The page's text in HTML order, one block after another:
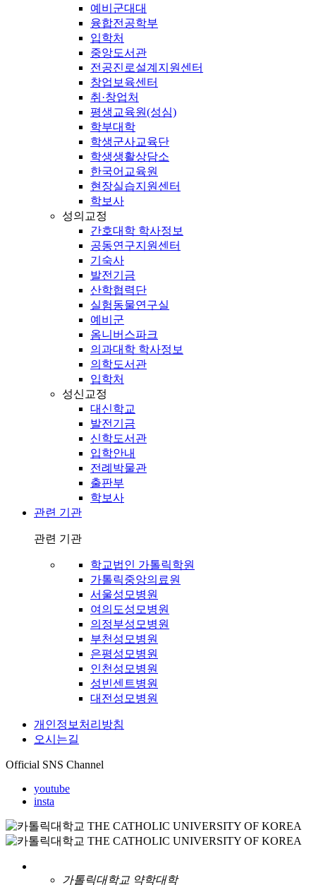
예비군대대
융합전공학부
입학처
중앙도서관
전공진로설계지원센터
창업보육센터
취·창업처
평생교육원(성심)
학부대학
학생군사교육단
학생생활상담소
한국어교육원
현장실습지원센터
학보사
성의교정
간호대학 학사정보
공동연구지원센터
기숙사
발전기금
산학협력단
실험동물연구실
예비군
옴니버스파크
의과대학 학사정보
의학도서관
입학처
성신교정
대신학교
발전기금
신학도서관
입학안내
전례박물관
출판부
학보사
관련 기관
관련 기관
학교법인 가톨릭학원
가톨릭중앙의료원
서울성모병원
여의도성모병원
의정부성모병원
부천성모병원
은평성모병원
인천성모병원
성빈센트병원
대전성모병원
개인정보처리방침
오시는길
Official SNS Channel
youtube
insta
가톨릭대학교 약학대학